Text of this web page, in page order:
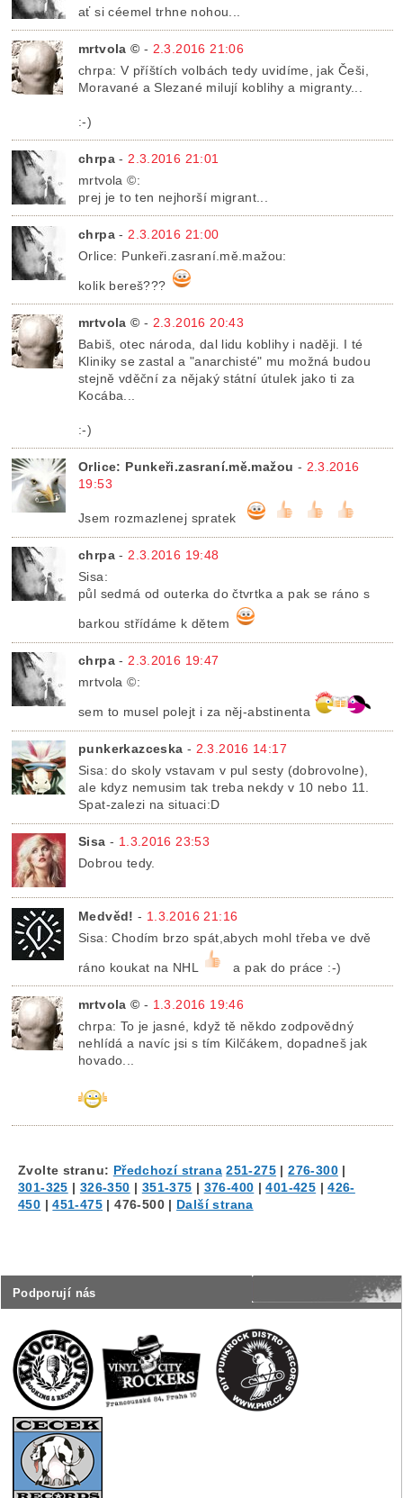
Podporují nás
ať si céemel trhne nohou...
mrtvola © - 2.3.2016 21:06
chrpa: V příštích volbách tedy uvidíme, jak Češi,
Moravané a Slezané milují koblihy a migranty...
:-)
chrpa - 2.3.2016 21:01
mrtvola ©:
prej je to ten nejhorší migrant...
chrpa - 2.3.2016 21:00
Orlice: Punkeři.zasraní.mě.mažou:
kolik bereš???
mrtvola © - 2.3.2016 20:43
Babiš, otec národa, dal lidu koblihy i naději. I té
Kliniky se zastal a "anarchisté" mu možná budou
stejně vděční za nějaký státní útulek jako ti za
Kocába...
:-)
Orlice: Punkeři.zasraní.mě.mažou - 2.3.2016
19:53
Jsem rozmazlenej spratek
chrpa - 2.3.2016 19:48
Sisa:
půl sedmá od outerka do čtvrtka a pak se ráno s
barkou střídáme k dětem
chrpa -2.3.2016 19:47
mrtvola ©:
sem to musel polejt i za něj-abstinenta
punkerkazceska - 2.3.2016 14:17
Sisa: do skoly vstavam v pul sesty (dobrovolne),
ale kdyz nemusim tak treba nekdy v 10 nebo 11.
Spat-zalezi na situaci:D
Sisa - 1.3.2016 23:53
Dobrou tedy.
Medvěd! - 1.3.2016 21:16
Sisa: Chodím brzo spát,abych mohl třeba ve dvě
ráno koukat na NHL a pak do práce :-)
mrtvola © - 1.3.2016 19:46
chrpa: To je jasné, když tě někdo zodpovědný
nehlídá a navíc jsi s tím Kilčákem, dopadneš jak
hovado...
Zvolte stranu: Předchozí strana 251-275 |276-300|
301-325 | 326-350 | 351-375 | 376-400 |401-425 |426-
450 |451-475 |476-500| Další strana